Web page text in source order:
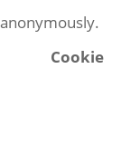
anonymously.
Cookie